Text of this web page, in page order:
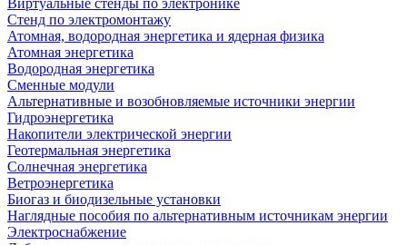
Виртуальные стенды по электронике
Стенд по электромонтажу
Атомная, водородная энергетика и ядерная физика
Атомная энергетика
Водородная энергетика
Сменные модули
Альтернативные и возобновляемые источники энергии
Гидроэнергетика
Накопители электрической энергии
Геотермальная энергетика
Солнечная энергетика
Ветроэнергетика
Биогаз и биодизельные установки
Наглядные пособия по альтернативным источникам энергии
Электроснабжение